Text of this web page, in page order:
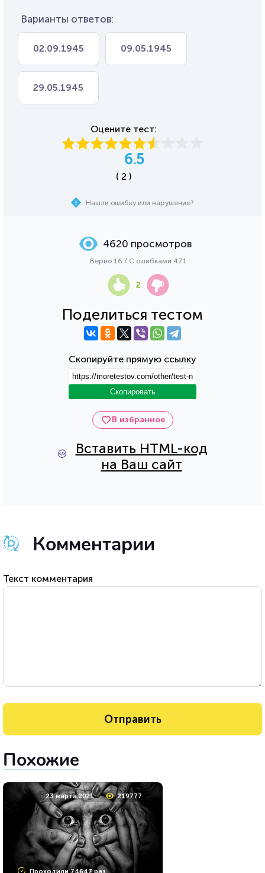
Варианты ответов:
02.09.1945 09.05.1945
29.05.1945
Оцените тест:
6.5
( 2 )
Нашли ошибку или нарушение?
В избранное
Вставить HTML-код
на Ваш сайт
Поделиться тестом
Скопируйте прямую ссылку
Скопировать
4620 просмотров
Верно 16 / С ошибками 471
2
Комментарии
Текст комментария
Похожие
23 марта 2021 219777